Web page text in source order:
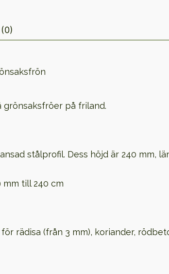
grönsaksfröer på friland.
stålprofil. Dess höjd är 240 mm,
till 240 cm
rädisa (från 3 mm), koriander,